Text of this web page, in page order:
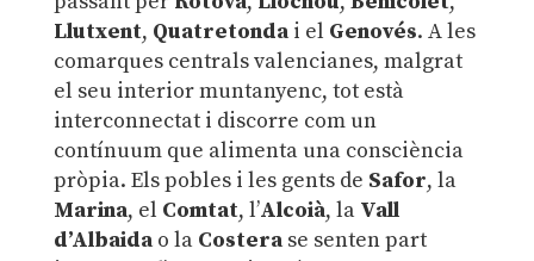
Llutxent, Quatretondai el Genovés. A les
comarques centrals valencianes, malgrat
el seu interior muntanyenc, tot està
interconnectat i discorre com un
contínuum que alimenta una consciència
pròpia. Els pobles i les gents de Safor, la
Marina, el Comtat, l’Alcoià, la Vall
d’Albaidao la Costerase senten part